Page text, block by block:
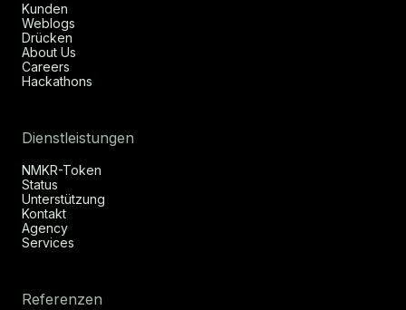
Kunden
Weblogs
Drücken
About Us
Careers
Hackathons
Dienstleistungen
NMKR-Token
Status
Unterstützung
Kontakt
Agency
Services
Referenzen